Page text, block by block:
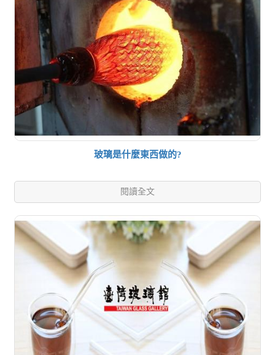
玻璃是什麼東西做的?
閱讀全文